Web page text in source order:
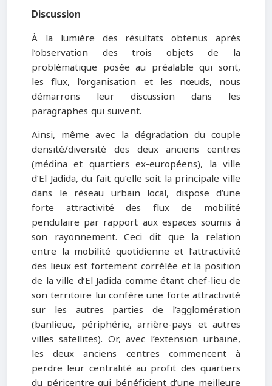
Discussion
À la lumière des résultats obtenus après
l’observation des trois objets de la
problématique posée au préalable qui sont,
les flux, l’organisation et les nœuds, nous
démarrons leur discussion dans les
paragraphes qui suivent.
Ainsi, même avec la dégradation du couple
densité/diversité des deux anciens centres
(médina et quartiers ex-européens), la ville
d’El Jadida, du fait qu’elle soit la principale ville
dans le réseau urbain local, dispose d’une
forte attractivité des flux de mobilité
pendulaire par rapport aux espaces soumis à
son rayonnement. Ceci dit que la relation
entre la mobilité quotidienne et l’attractivité
des lieux est fortement corrélée et la position
de la ville d’El Jadida comme étant chef-lieu de
son territoire lui confère une forte attractivité
sur les autres parties de l’agglomération
(banlieue, périphérie, arrière-pays et autres
villes satellites). Or, avec l’extension urbaine,
les deux anciens centres commencent à
perdre leur centralité au profit des quartiers